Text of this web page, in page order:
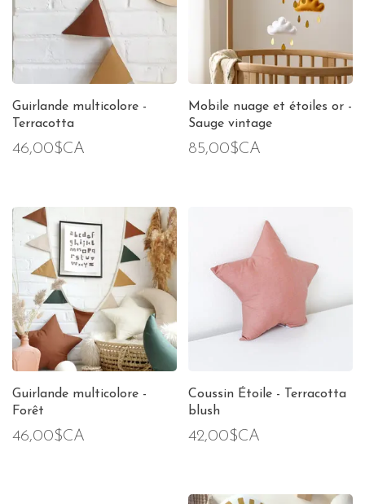
Guirlande multicolore -
Terracotta
46,00$CA
Mobile nuage et étoiles or -
Sauge vintage
85,00$CA
Guirlande multicolore -
Forêt
46,00$CA
Coussin Étoile - Terracotta
blush
42,00$CA